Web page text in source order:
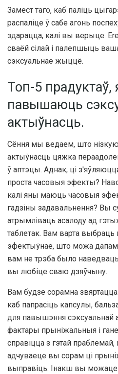
Замест таго, каб паліць
распаліце ​​ў сабе агонь
здарацца, калі вы верыце.
сваёй сілай і палепшыць
сэксуальнае жыццё.
Топ-5 прадуктаў,
павышаюць
актыўнасць.
Сёння мы ведаем, што
актыўнасць цяжка
ў аптэцы. Аднак, ці
проста часовыя эфекты?
калі яны маюць часовыя
гадзіны задавальнення? Вы
атрымліваць асалоду ад
таблетак. Вам варта выбраць
эфектыўнае, што можа
вам не трэба было
вы любіце сваю дзяўчыну.
Вам будзе сорамна
каб папрасіць капсулы,
для павышэння сэксуальнай
фактары прыніжальныя і
справіцца з гэтай
адчуваеце вы сорам ці
выправіць. Інакш вы можаце